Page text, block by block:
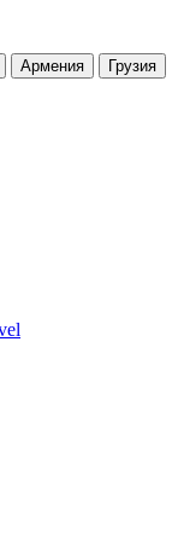
Армения
Грузия